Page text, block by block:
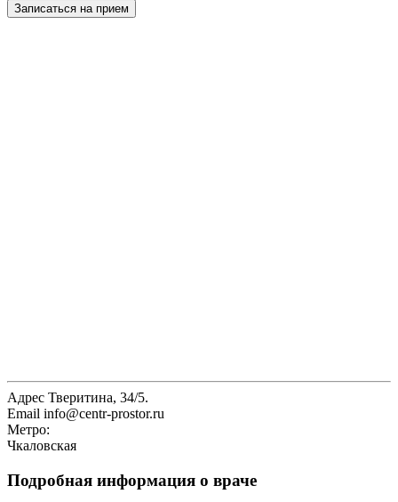
Записаться на прием
Адрес Тверитина, 34/5.
Email info@centr-prostor.ru
Метро:
Чкаловская
Подробная информация о враче